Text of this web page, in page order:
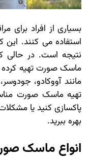
بسیاری از افراد برای
استفاده می کنند. این
نتیجه است. در حالی
ماسک صورت تهیه کرده
مانند آووکادو،
تهیه ماسک صورت
پاکسازی کنید یا
بهره ببرید.
انواع ماسک